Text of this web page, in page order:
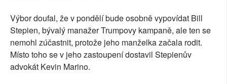
Výbor doufal, že v pondělí bude osobně vypovídat Bill
Stepien, bývalý manažer Trumpovy kampaně, ale ten se
nemohl zúčastnit, protože jeho manželka začala rodit.
Místo toho se v jeho zastoupení dostavil Stepienův
advokát Kevin Marino.